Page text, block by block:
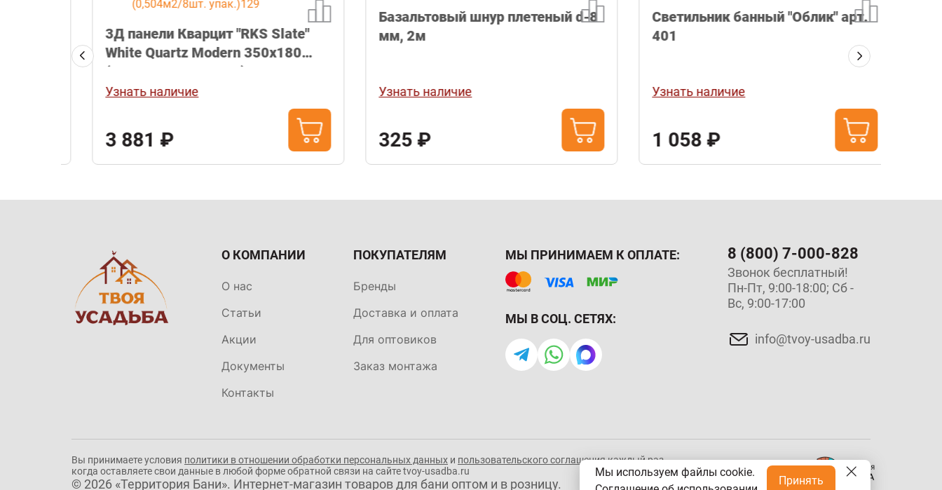
3Д панели Кварцит "RKS Slate"
White Quartz Modern 350х180
(0,504м2/8шт. упак.)129
Узнать наличие
3 881 ₽
Базальтовый шнур плетеный d-8
мм, 2м
Узнать наличие
325 ₽
Светильник банный "Облик" арт.
401
Узнать наличие
1 058 ₽
Мы используем файлы cookie.
Принять
О КОМПАНИИ
О нас
Статьи
Акции
Документы
Контакты
ПОКУПАТЕЛЯМ
Бренды
Доставка и оплата
Для оптовиков
Заказ монтажа
МЫ ПРИНИМАЕМ К ОПЛАТЕ:
МЫ В СОЦ. СЕТЯХ:
8 (800) 7-000-828
Звонок бесплатный!
Пн-Пт, 9:00-18:00; Сб -
Вс, 9:00-17:00
info@tvoy-usadba.ru
Вы принимаете условия политики в отношении обработки персональных данных и пользовательского соглашениякаждый раз,
когда оставляете свои данные в любой форме обратной связи на сайте tvoy-usadba.ru
© 2026 «Территория Бани». Интернет-магазин товаров для бани оптом и в розницу.
Разработка сайта